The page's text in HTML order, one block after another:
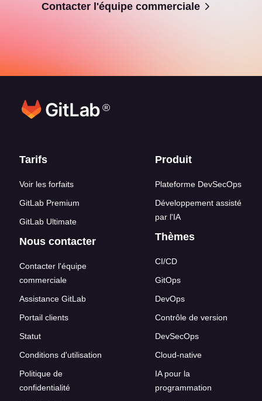
Contacter l'équipe commerciale
®
Liens en bas de page
Tarifs
Voir les forfaits
GitLab Premium
GitLab Ultimate
Nous contacter
Contacter l'équipe
commerciale
Assistance GitLab
Portail clients
Statut
Conditions d'utilisation
Politique de
confidentialité
Produit
Plateforme DevSecOps
Développement assisté
par l'IA
Thèmes
CI/CD
GitOps
DevOps
Contrôle de version
DevSecOps
Cloud-native
IA pour la
programmation